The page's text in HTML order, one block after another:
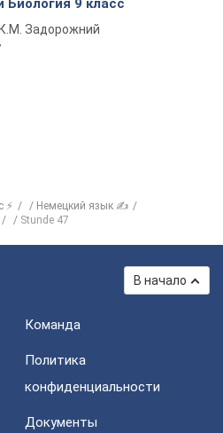
Биология 9 класс
К.М. Задорожний
⚡
Немецкий язык ✍
Stunde 47
В начало
Команда
Политика
конфиденциальности
Документы